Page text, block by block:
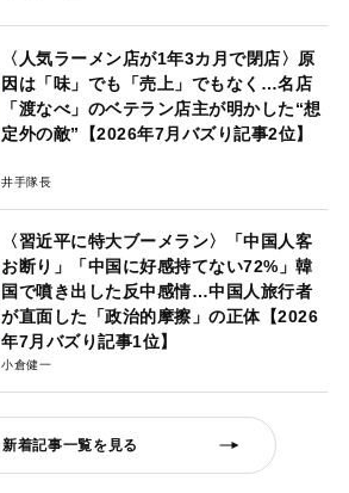
〈人気ラーメン店が1年3カ月で閉店〉原
因は「味」でも「売上」でもなく…名店
「渡なべ」のベテラン店主が明かした“想
定外の敵”【2026年7月バズり記事2位】
井手隊長
〈習近平に特大ブーメラン〉「中国人客
お断り」「中国に好感持てない72%」韓
国で噴き出した反中感情…中国人旅行者
が直面した「政治的摩擦」の正体【2026
年7月バズり記事1位】
小倉健一
新着記事一覧を見る